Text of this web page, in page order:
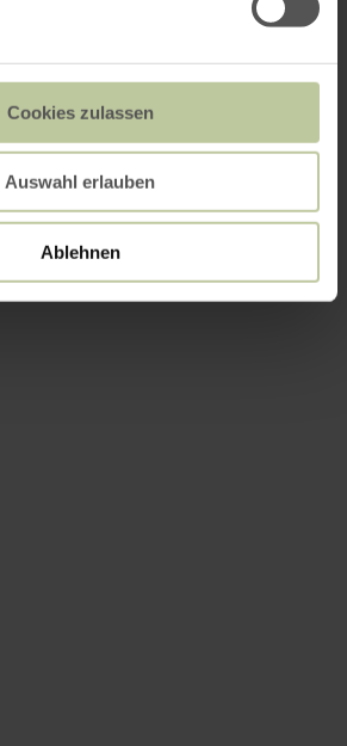
Cookies zulassen
Auswahl erlauben
Ablehnen